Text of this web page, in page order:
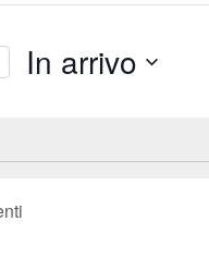
In arrivo